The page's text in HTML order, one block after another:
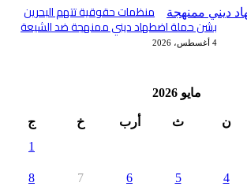
منظمات حقوقية تتهم البحرين
بشن حملة اضطهاد ديني ممنهجة ضد الشيعة
4 أغسطس، 2026
مايو 2026
ن ث أرب خ
ج
1
4
5
6
7
8